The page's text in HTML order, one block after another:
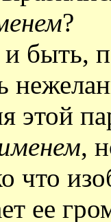
?
и быть,
этой
,
что
ее